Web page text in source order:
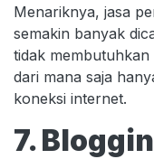
Menariknya, jasa
semakin banyak
tidak
dari mana saja
koneksi internet.
7.